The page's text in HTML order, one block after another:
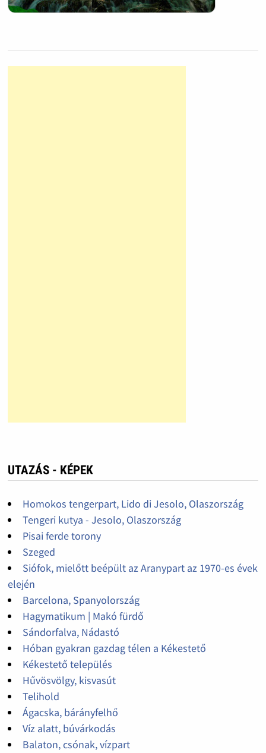
UTAZÁS - KÉPEK
Homokos tengerpart, Lido di Jesolo, Olaszország
Tengeri kutya - Jesolo, Olaszország
Pisai ferde torony
Szeged
Siófok, mielőtt beépült az Aranypart az 1970-es évek
elején
Barcelona, Spanyolország
Hagymatikum | Makó fürdő
Sándorfalva, Nádastó
Hóban gyakran gazdag télen a Kékestető
Kékestető település
Hűvösvölgy, kisvasút
Telihold
Ágacska, bárányfelhő
Víz alatt, búvárkodás
Balaton, csónak, vízpart